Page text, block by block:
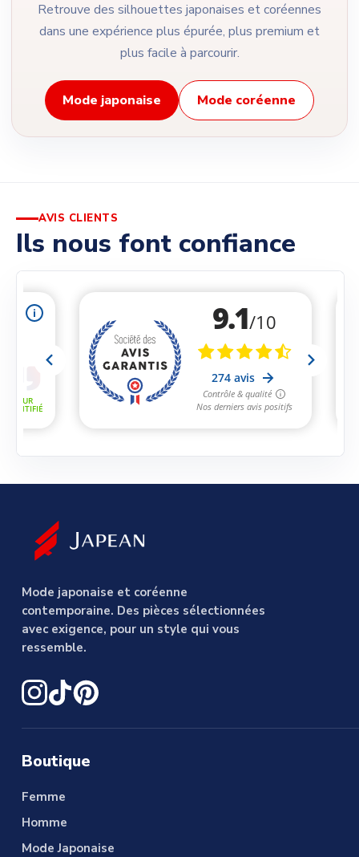
Retrouve des silhouettes japonaises et coréennes
dans une expérience plus épurée, plus premium et
plus facile à parcourir.
Mode japonaise Mode coréenne
AVIS CLIENTS
Ils nous font confiance
Mode japonaise et coréenne
contemporaine. Des pièces sélectionnées
avec exigence, pour un style qui vous
ressemble.
Boutique
Femme
Homme
Mode Japonaise